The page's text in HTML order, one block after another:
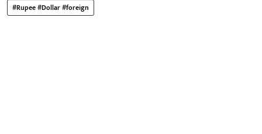
#Rupee #Dollar #foreign